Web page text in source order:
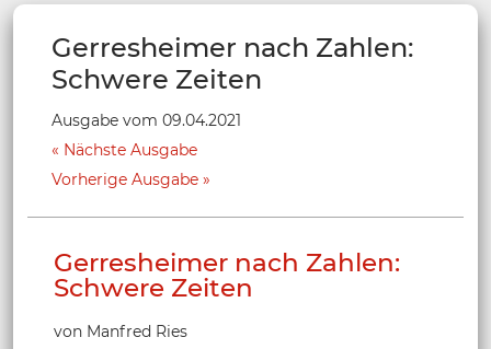
Gerresheimer nach Zahlen:
Schwere Zeiten
Ausgabe vom 09.04.2021
Nächste Ausgabe
Vorherige Ausgabe
Gerresheimer nach Zahlen:
Schwere Zeiten
von Manfred Ries